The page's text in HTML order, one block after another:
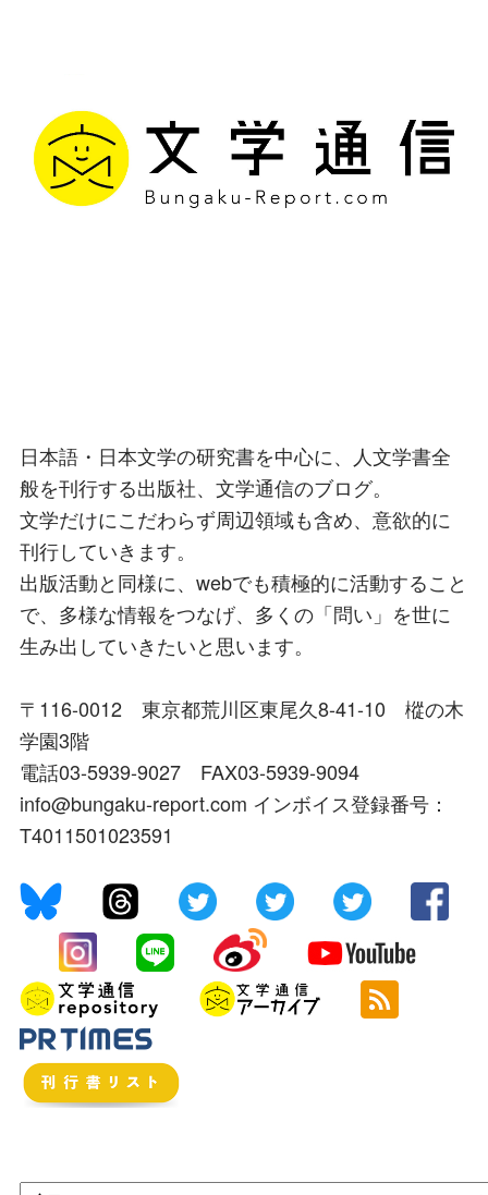
日本語・日本文学の研究書を中心に、人文学書全
般を刊行する出版社、文学通信のブログ。
文学だけにこだわらず周辺領域も含め、意欲的に
刊行していきます。
出版活動と同様に、webでも積極的に活動すること
で、多様な情報をつなげ、多くの「問い」を世に
生み出していきたいと思います。
〒116-0012 東京都荒川区東尾久8-41-10 樅の木
学園3階
電話03-5939-9027 FAX03-5939-9094
info@bungaku-report.com インボイス登録番号：
T4011501023591